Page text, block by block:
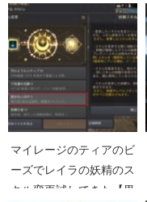
マイレージのティアのビ
ーズでレイラの妖精のス
キル変更試してきた【黒